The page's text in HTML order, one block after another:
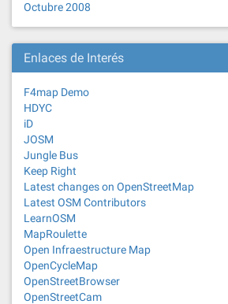
Octubre 2008
Enlaces de Interés
F4map Demo
HDYC
iD
JOSM
Jungle Bus
Keep Right
Latest changes on OpenStreetMap
Latest OSM Contributors
LearnOSM
MapRoulette
Open Infraestructure Map
OpenCycleMap
OpenStreetBrowser
OpenStreetCam